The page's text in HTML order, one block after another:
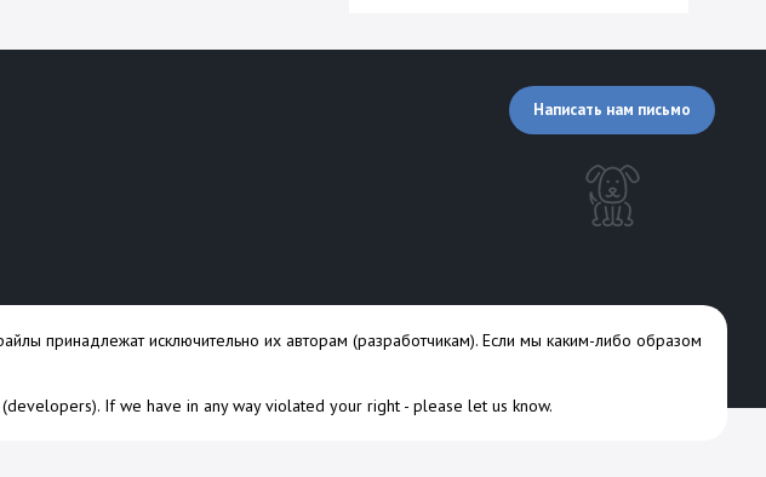
Написать нам письмо
принадлежат исключительно их авторам (разработчикам). Если мы каким-либо образом
If we have in any way violated your right - please let us know.